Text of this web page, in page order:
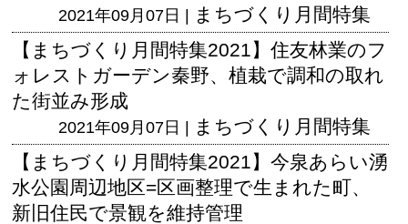
2021年09月07日 | まちづくり月間特集
【まちづくり月間特集2021】住友林業のフ
ォレストガーデン秦野、植栽で調和の取れ
た街並み形成
2021年09月07日 | まちづくり月間特集
【まちづくり月間特集2021】今泉あらい湧
水公園周辺地区=区画整理で生まれた町、
新旧住民で景観を維持管理